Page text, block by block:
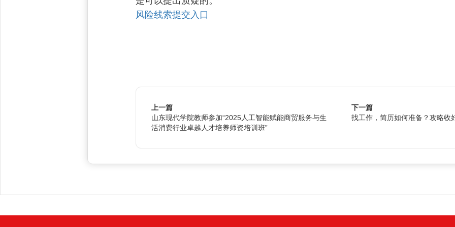
风险线索提交入口
上一篇
山东现代学院教师参加“2025人工智能赋能商贸服务与生
活消费行业卓越人才培养师资培训班”
下一篇
找工作，简历如何准备？攻略收